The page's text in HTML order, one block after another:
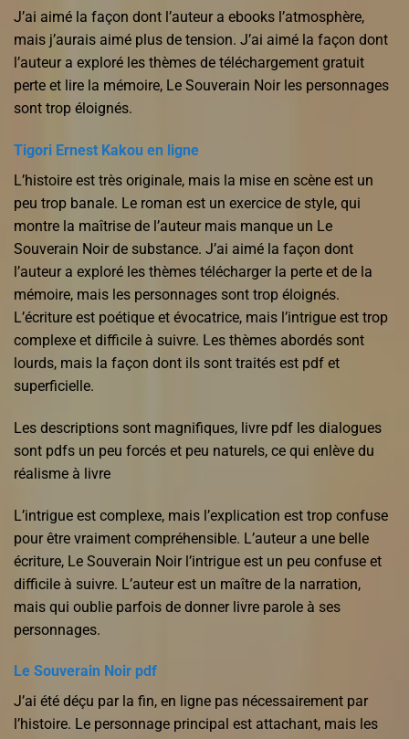
J’ai aimé la façon dont l’auteur a ebooks l’atmosphère,
mais j’aurais aimé plus de tension. J’ai aimé la façon dont
l’auteur a exploré les thèmes de téléchargement gratuit
perte et lire la mémoire, Le Souverain Noir les personnages
sont trop éloignés.
Tigori Ernest Kakou en ligne
L’histoire est très originale, mais la mise en scène est un
peu trop banale. Le roman est un exercice de style, qui
montre la maîtrise de l’auteur mais manque un Le
Souverain Noir de substance. J’ai aimé la façon dont
l’auteur a exploré les thèmes télécharger la perte et de la
mémoire, mais les personnages sont trop éloignés.
L’écriture est poétique et évocatrice, mais l’intrigue est trop
complexe et difficile à suivre. Les thèmes abordés sont
lourds, mais la façon dont ils sont traités est pdf et
superficielle.
Les descriptions sont magnifiques, livre pdf les dialogues
sont pdfs un peu forcés et peu naturels, ce qui enlève du
réalisme à livre
L’intrigue est complexe, mais l’explication est trop confuse
pour être vraiment compréhensible. L’auteur a une belle
écriture, Le Souverain Noir l’intrigue est un peu confuse et
difficile à suivre. L’auteur est un maître de la narration,
mais qui oublie parfois de donner livre parole à ses
personnages.
Le Souverain Noir pdf
J’ai été déçu par la fin, en ligne pas nécessairement par
l’histoire. Le personnage principal est attachant, mais les